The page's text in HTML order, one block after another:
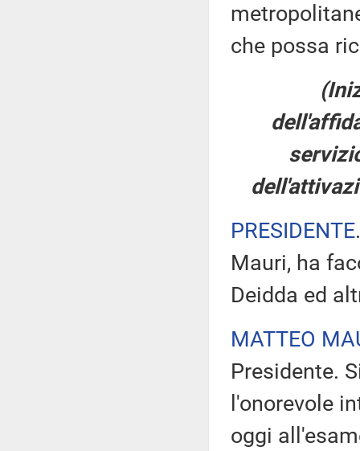
che possa
PRESIDENTE
Mauri, ha
Deidda ed
MATTEO
Presidente.
l'onorevole
oggi